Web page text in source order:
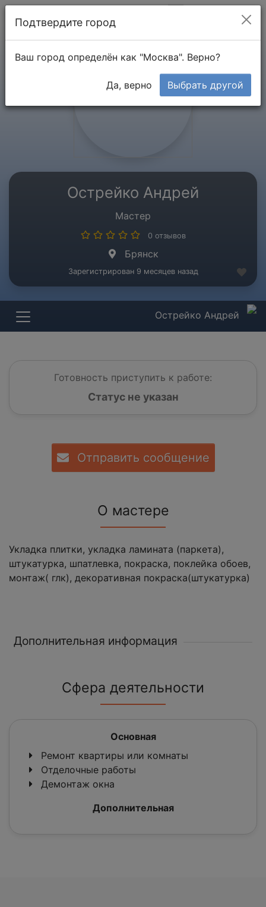
Острейко Андрей
Мастер
0 отзывов
Брянск
Зарегистрирован 9 месяцев назад
Острейко Андрей
Готовность приступить к работе:
Статус не указан
Отправить сообщение
О мастере
Укладка плитки, укладка ламината (паркета),
штукатурка, шпатлевка, покраска, поклейка обоев,
монтаж( глк), декоративная покраска(штукатурка)
Дополнительная информация
Сфера деятельности
Основная
Ремонт квартиры или комнаты
Отделочные работы
Демонтаж окна
Дополнительная
Подтвердите город
Ваш город определён как "Москва". Верно?
Да, верно Выбрать другой